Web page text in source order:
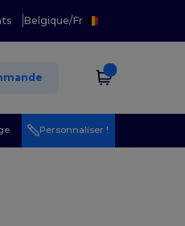
Belgique/Fr
Personnaliser !